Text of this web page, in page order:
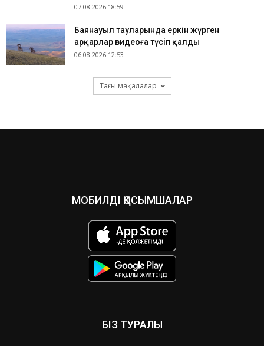
07.08.2026 18:59
Баянауыл тауларында еркін жүрген
арқарлар видеоға түсіп қалды
06.08.2026 12:53
Тағы мақалалар
МОБИЛДІ ҚОСЫМШАЛАР
БІЗ ТУРАЛЫ